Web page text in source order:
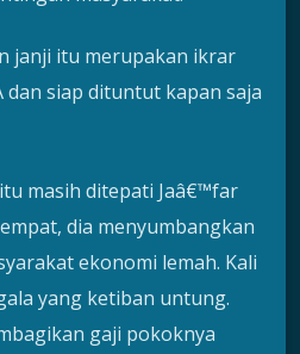
janji itu merupakan ikrar
dan siap dituntut kapan saja
masih ditepati Jaâ€™far
dia menyumbangkan
ekonomi lemah. Kali
yang ketiban untung.
gaji pokoknya